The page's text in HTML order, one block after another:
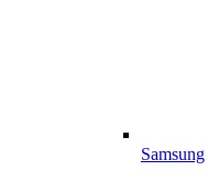
Samsung